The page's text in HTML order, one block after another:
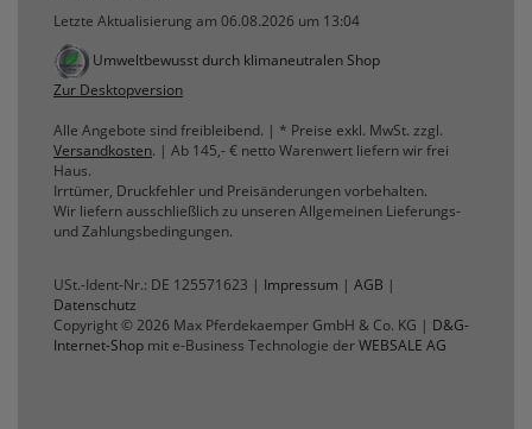
ws_pferdekaemper_01-aa_welcome_cookie
Dieses Cookie speichert Ihre Emailadresse, damit
Sie diese beim Betreten des Shops nicht erneut
eingeben müssen.
Design-Cookie
ws8_pferdekaemper_01-aa_design_cookie
im Design anders darstellen zu können.
Speichern des Suchbegriffes
searchvalue
Letzte Aktualisierung am 06.08.2026 um 13:04
Umweltbewusst durch klimaneutralen Shop
Zur Desktopversion
Alle Angebote sind freibleibend. | * Preise exkl. MwSt. zzgl.
Versandkosten. | Ab 145,- € netto Warenwert liefern wir frei
Haus.
Irrtümer, Druckfehler und Preisänderungen vorbehalten.
Wir liefern ausschließlich zu unseren Allgemeinen Lieferungs-
und Zahlungsbedingungen.
USt.-Ident-Nr.: DE 125571623 | Impressum | AGB |
Datenschutz
Copyright © 2026 Max Pferdekaemper GmbH & Co. KG | D&G-
Internet-Shop mit e-Business Technologie derWEBSALE AG